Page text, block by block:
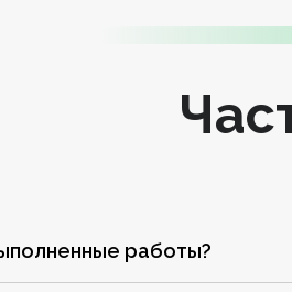
работы?